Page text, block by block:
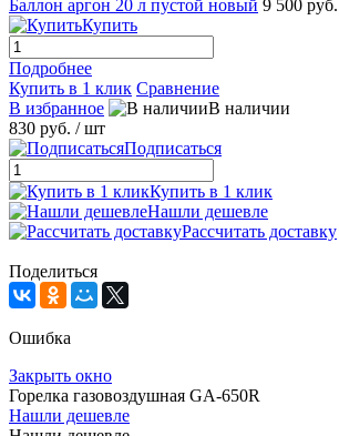
Баллон аргон 20 л пустой новый 9 500 руб.
Купить
Подробнее
Купить в 1 клик Сравнение
В избранное
В наличии
830 руб. / шт
Подписаться
Купить в 1 клик
Нашли дешевле
Рассчитать доставку
Поделиться
Ошибка
Закрыть окно
Горелка газовоздушная GA-650R
Нашли дешевле